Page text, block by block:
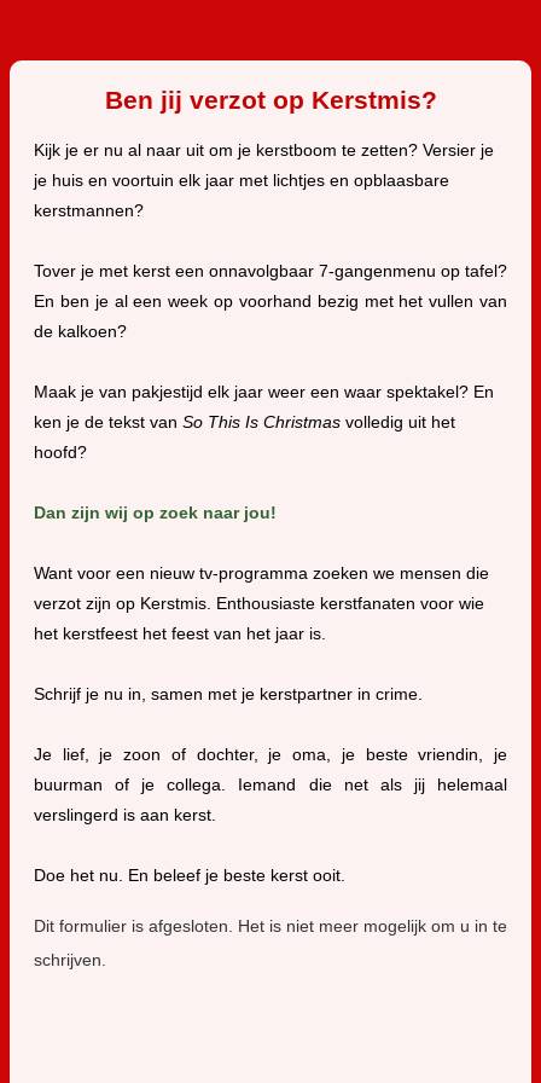
Ben jij verzot op Kerstmis?
Kijk je er nu al naar uit om je kerstboom te zetten? Versier je
je huis en voortuin elk jaar met lichtjes en opblaasbare
kerstmannen?
Tover je met kerst een onnavolgbaar 7-gangenmenu op tafel?
En ben je al een week op voorhand bezig met het vullen van
de kalkoen?
Maak je van pakjestijd elk jaar weer een waar spektakel? En
ken je de tekst van So This Is Christmas volledig uit het
hoofd?
Dan zijn wij op zoek naar jou!
Want voor een nieuw tv-programma zoeken we mensen die
verzot zijn op Kerstmis. Enthousiaste kerstfanaten voor wie
het kerstfeest het feest van het jaar is.
Schrijf je nu in, samen met je kerstpartner in crime.
Je lief, je zoon of dochter, je oma, je beste vriendin, je
buurman of je collega. Iemand die net als jij helemaal
verslingerd is aan kerst.
Doe het nu. En beleef je beste kerst ooit.